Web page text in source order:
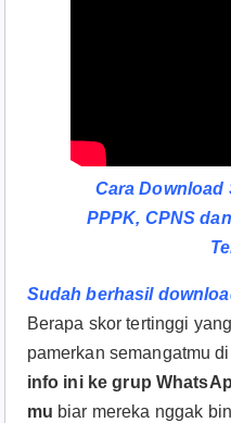
Cara Download
PPPK, CPNS
Sudah berhasil
Berapa skor tertinggi
pamerkan semangatmu
info ini ke grup
mu biar mereka nggak